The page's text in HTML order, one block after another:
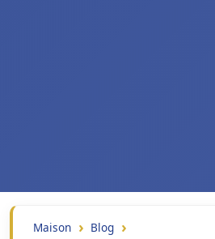
Maison
Blog